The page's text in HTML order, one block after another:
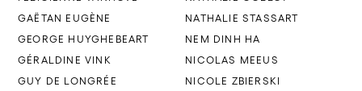
GAËTAN EUGÈNE
GEORGE HUYGHEBEART
GÉRALDINE VINK
GUY DE LONGRÉE
NATHALIE STASSART
NEM DINH HA
NICOLAS MEEUS
NICOLE ZBIERSKI